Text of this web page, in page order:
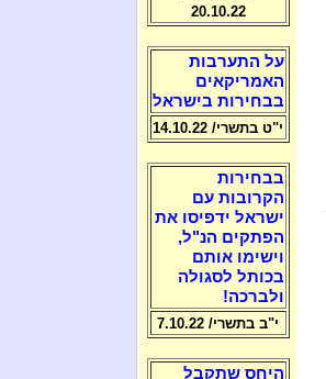
20.10.22
על התערבות
האמריקאים
בבחירות בישראל
י"ט בתשרי/ 14.10.22
בבחירות
הקרובות עם
ישראל ידפיסו את
הפתקים הנ"ל,
וישימו אותם
בכותל לסגולה
ולברכה!
י"ב בתשרי/ 7.10.22
היחס שתקבל